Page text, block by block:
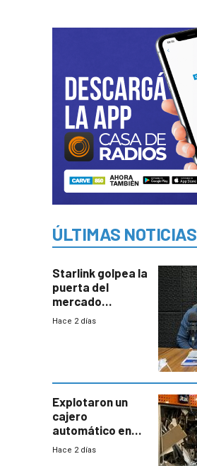
ÚLTIMAS NOTICIAS
Starlink golpea la
puerta del
mercado
uruguayo y Antel
con mayor
miedo”
Hace 2 días
Explotaron un
cajero
automático en
Parque Miramar;
Hace 2 días